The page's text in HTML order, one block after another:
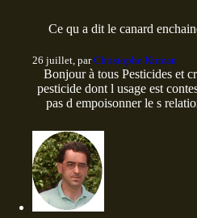
Ce qu a dit le canard
26 juillet, parChristophe Kirman
Bonjour à tous Pesticides et
pesticide dont l usage est
pas d empoisonner le s